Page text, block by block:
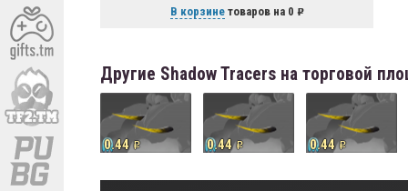
В корзинетоваров на 0
Другие Shadow Tracers на торговой
0.44 0.44 0.44